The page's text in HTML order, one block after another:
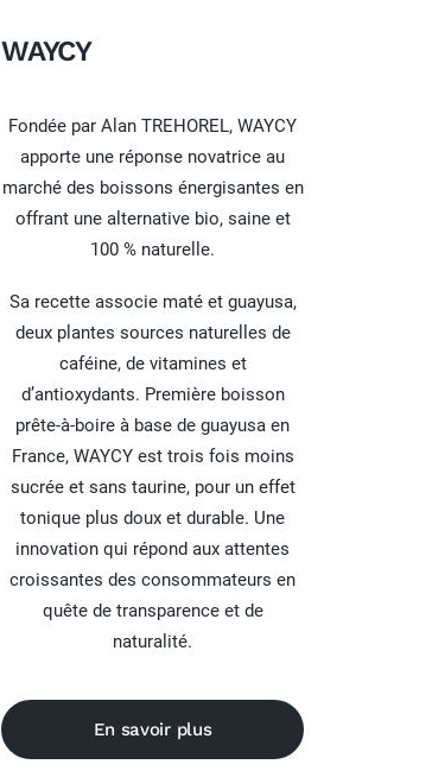
WAYCY
Fondée par Alan TREHOREL, WAYCY
apporte une réponse novatrice au
marché des boissons énergisantes en
offrant une alternative bio, saine et
100 % naturelle.
Sa recette associe maté et guayusa,
deux plantes sources naturelles de
caféine, de vitamines et
d’antioxydants. Première boisson
prête-à-boire à base de guayusa en
France, WAYCY est trois fois moins
sucrée et sans taurine, pour un effet
tonique plus doux et durable. Une
innovation qui répond aux attentes
croissantes des consommateurs en
quête de transparence et de
naturalité.
En savoir plus